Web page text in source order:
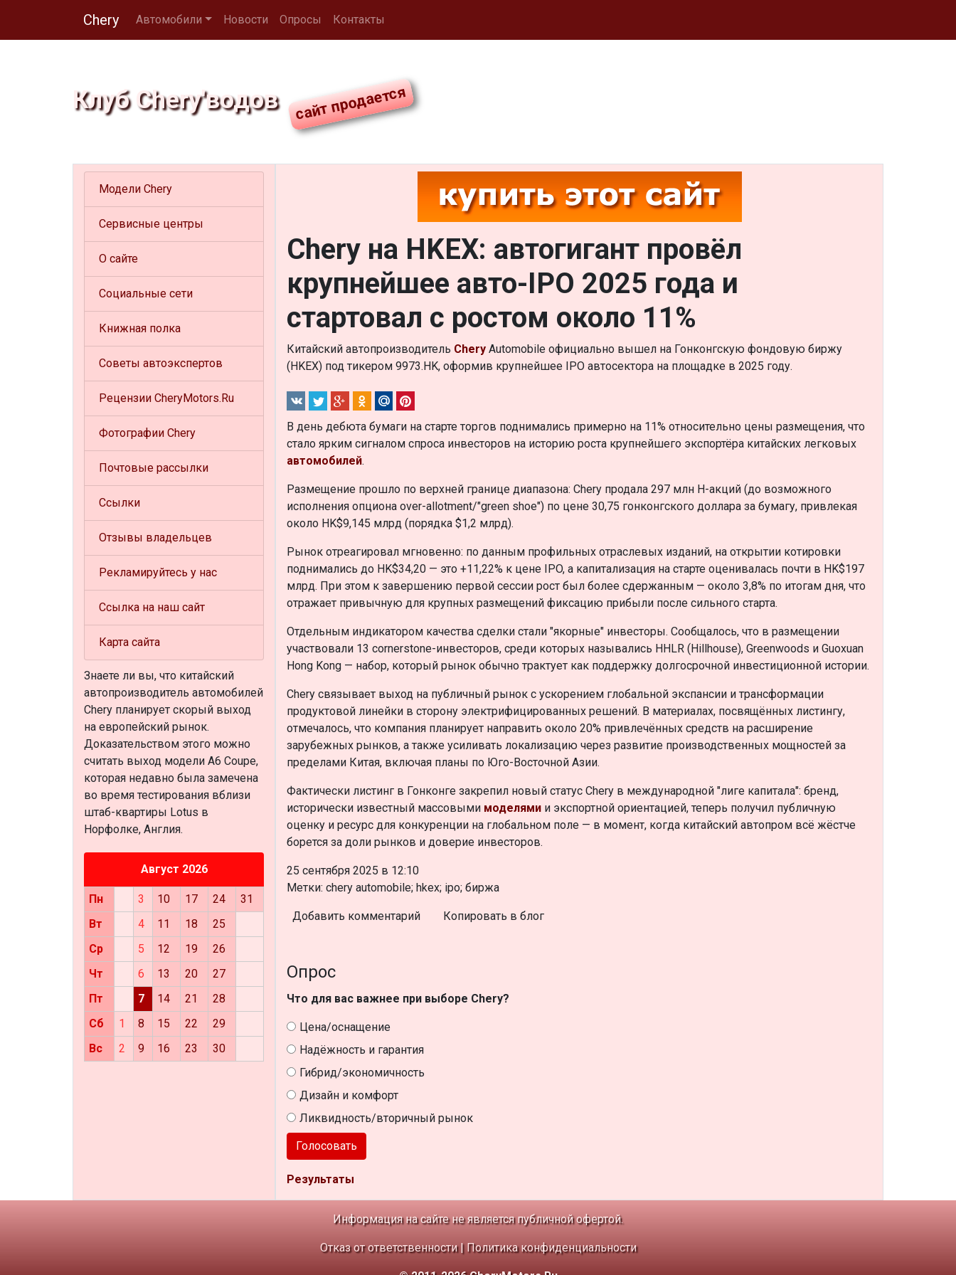
Chery Автомобили Новости Опросы Контакты
Клуб Chery'водов
Chery на HKEX: автогигант провёл
крупнейшее авто-IPO 2025 года и
стартовал с ростом около 11%
Китайский автопроизводитель Chery Automobile официально вышел на Гонконгскую фондовую биржу
(HKEX) под тикером 9973.HK, оформив крупнейшее IPO автосектора на площадке в 2025 году.
В день дебюта бумаги на старте торгов поднимались примерно на 11% относительно цены размещения, что
стало ярким сигналом спроса инвесторов на историю роста крупнейшего экспортёра китайских легковых
автомобилей.
Размещение прошло по верхней границе диапазона: Chery продала 297 млн H-акций (до возможного
исполнения опциона over-allotment/"green shoe") по цене 30,75 гонконгского доллара за бумагу, привлекая
около HK$9,145 млрд (порядка $1,2 млрд).
Рынок отреагировал мгновенно: по данным профильных отраслевых изданий, на открытии котировки
поднимались до HK$34,20 — это +11,22% к цене IPO, а капитализация на старте оценивалась почти в HK$197
млрд. При этом к завершению первой сессии рост был более сдержанным — около 3,8% по итогам дня, что
отражает привычную для крупных размещений фиксацию прибыли после сильного старта.
Отдельным индикатором качества сделки стали "якорные" инвесторы. Сообщалось, что в размещении
участвовали 13 cornerstone-инвесторов, среди которых назывались HHLR (Hillhouse), Greenwoods и Guoxuan
Hong Kong — набор, который рынок обычно трактует как поддержку долгосрочной инвестиционной истории.
Chery связывает выход на публичный рынок с ускорением глобальной экспансии и трансформации
продуктовой линейки в сторону электрифицированных решений. В материалах, посвящённых листингу,
отмечалось, что компания планирует направить около 20% привлечённых средств на расширение
зарубежных рынков, а также усиливать локализацию через развитие производственных мощностей за
пределами Китая, включая планы по Юго-Восточной Азии.
Фактически листинг в Гонконге закрепил новый статус Chery в международной "лиге капитала": бренд,
исторически известный массовыми моделями и экспортной ориентацией, теперь получил публичную
оценку и ресурс для конкуренции на глобальном поле — в момент, когда китайский автопром всё жёстче
борется за доли рынков и доверие инвесторов.
25 сентября 2025 в 12:10
Метки: chery automobile; hkex; ipo; биржа
Добавить комментарий Копировать в блог
Опрос
Что для вас важнее при выборе Chery?
Цена/оснащение
Надёжность и гарантия
Гибрид/экономичность
Дизайн и комфорт
Ликвидность/вторичный рынок
Голосовать
Результаты
Модели Chery
Сервисные центры
О сайте
Социальные сети
Книжная полка
Советы автоэкспертов
Рецензии CheryMotors.Ru
Фотографии Chery
Почтовые рассылки
Ссылки
Отзывы владельцев
Рекламируйтесь у нас
Ссылка на наш сайт
Карта сайта
Знаете ли вы, что китайский
автопроизводитель автомобилей
Chery планирует скорый выход
на европейский рынок.
Доказательством этого можно
считать выход модели A6 Coupe,
которая недавно была замечена
во время тестирования вблизи
штаб-квартиры Lotus в
Норфолке, Англия.
Август 2026
Пн 3 10 17 24
31
Вт
4 11 18
25
Ср
5 12 19
26
Чт
6 13 20
27
Пт
7 14 21
28
Сб
1 8 15 22
29
Вс
2 9 16 23 30
Информация на сайте не является публичной офертой.
Отказ от ответственности| Политика конфиденциальности